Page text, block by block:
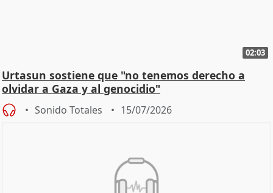
02:03
Urtasun sostiene que "no tenemos derecho a
olvidar a Gaza y al genocidio"
Sonido Totales 15/07/2026